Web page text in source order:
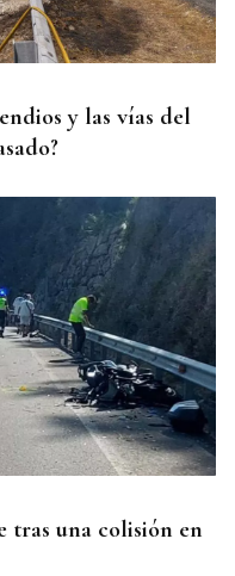
y las vías del
tras una colisión en